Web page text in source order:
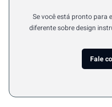
Se você está pronto para
diferente sobre design
Fale